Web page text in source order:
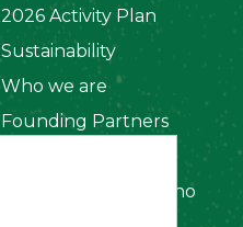
2026 Activity Plan
Sustainability
Who we are
Founding Partners
Regulamento Interno